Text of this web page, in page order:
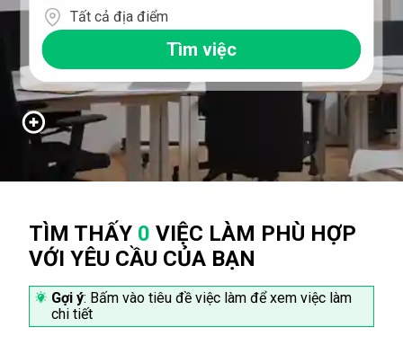
Tất cả địa điểm
Tìm việc
TÌM THẤY 0 VIỆC LÀM PHÙ HỢP
VỚI YÊU CẦU CỦA BẠN
Gợi ý: Bấm vào tiêu đề việc làm để xem việc làm
chi tiết